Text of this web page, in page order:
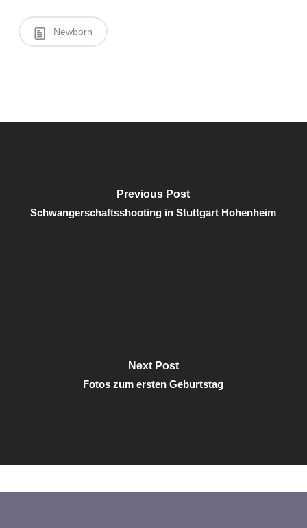
Newborn
Previous Post
Schwangerschaftsshooting in Stuttgart Hohenheim
Next Post
Fotos zum ersten Geburtstag